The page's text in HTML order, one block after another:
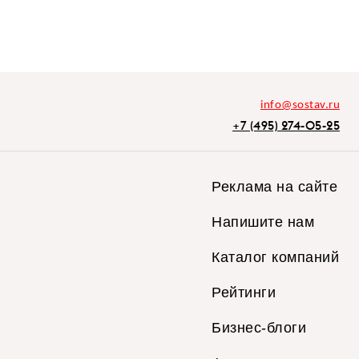
info@sostav.ru
+7 (495) 274-05-25
Реклама на сайте
Напишите нам
Каталог компаний
Рейтинги
Бизнес-блоги